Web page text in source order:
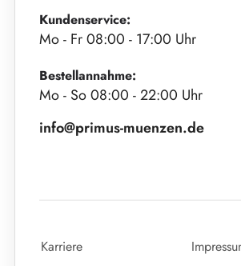
Kundenservice:
Mo - Fr 08:00 - 17:00 Uhr
Bestellannahme:
Mo - So 08:00 - 22:00 Uhr
info@primus-muenzen.de
Karriere